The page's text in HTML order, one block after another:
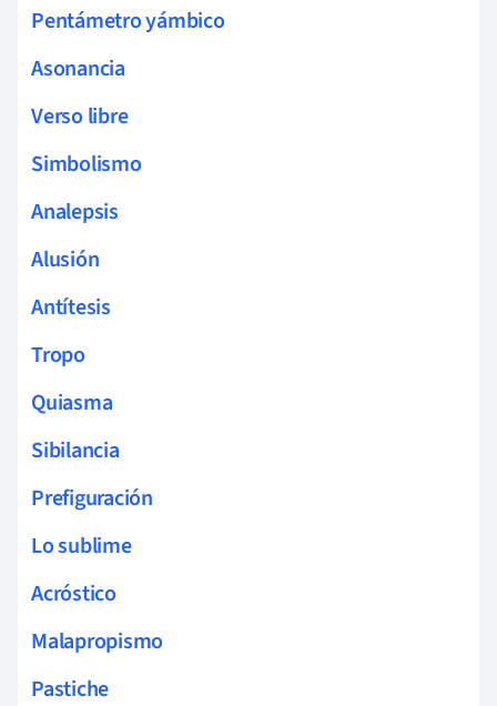
Pentámetro yámbico
Asonancia
Verso libre
Simbolismo
Analepsis
Alusión
Antítesis
Tropo
Quiasma
Sibilancia
Prefiguración
Lo sublime
Acróstico
Malapropismo
Pastiche